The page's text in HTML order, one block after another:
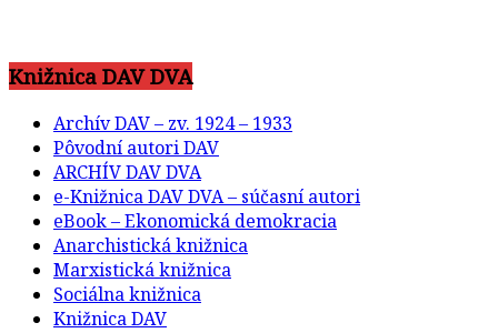
Knižnica DAV DVA
Archív DAV – zv. 1924 – 1933
Pôvodní autori DAV
ARCHÍV DAV DVA
e-Knižnica DAV DVA – súčasní autori
eBook – Ekonomická demokracia
Anarchistická knižnica
Marxistická knižnica
Sociálna knižnica
Knižnica DAV